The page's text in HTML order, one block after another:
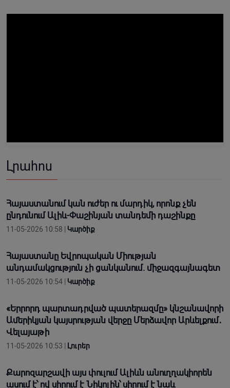
Լրահոս
Հայաստանում կան ուժեր ու մարդիկ, որոնք չեն
ընդունում Ալիև-Փաշինյան տանդեմի դաշինքը
11-05-2026 10:58 | Կարծիք
Հայաստանը Եվրոպական Միության
անդամակցություն չի ցանկանում. միջազգայնագետ
11-05-2026 10:54 | Կարծիք
«Երրորդ պարտադրված պատերազմը» կնշանավորի
Ամերիկյան կայսրության վերջը Մերձավոր Արևելքում․
Վելայաթի
11-05-2026 10:53 | Լուրեր
Քարոզարշավի այս փուլում Ալիևն անուղղակիորեն
ասում է՝ ով սիրում է Նիկոլին՝ սիրում է նաև